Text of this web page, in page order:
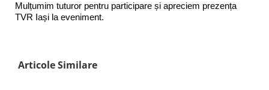
Mulțumim tuturor pentru participare și apreciem prezența
TVR Iași la eveniment.
Articole Similare